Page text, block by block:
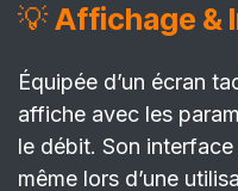
💡Affichage &
Équipée d’un écran
affiche avec les
le débit. Son
même lors d’une